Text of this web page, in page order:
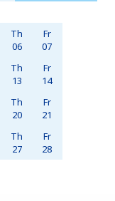
Th
06
Fr
07
Th
13
Fr
14
Th
20
Fr
21
Th
27
Fr
28